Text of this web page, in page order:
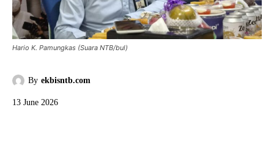
Hario K. Pamungkas (Suara NTB/bul)
By ekbisntb.com
13 June 2026